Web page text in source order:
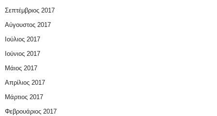
Σεπτέμβριος 2017
Αύγουστος 2017
Ιούλιος 2017
Ιούνιος 2017
Μάιος 2017
Απρίλιος 2017
Μάρτιος 2017
Φεβρουάριος 2017